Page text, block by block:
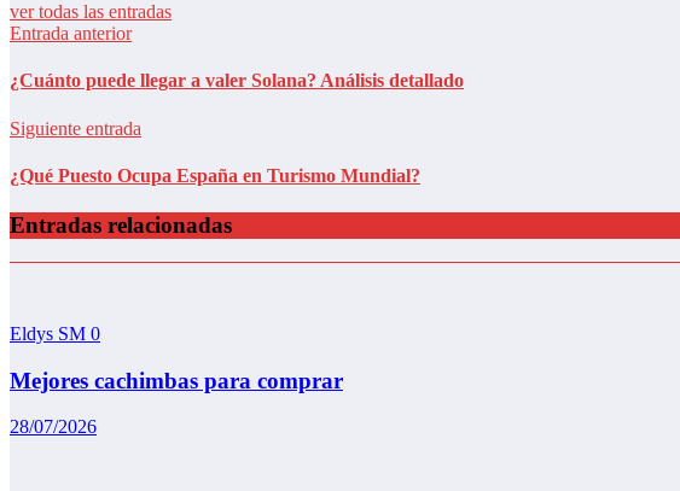
ver todas las entradas
Entrada anterior
¿Cuánto puede llegar a valer Solana? Análisis detallado
Siguiente entrada
¿Qué Puesto Ocupa España en Turismo Mundial?
Entradas relacionadas
Eldys SM 0
Mejores cachimbas para comprar
28/07/2026